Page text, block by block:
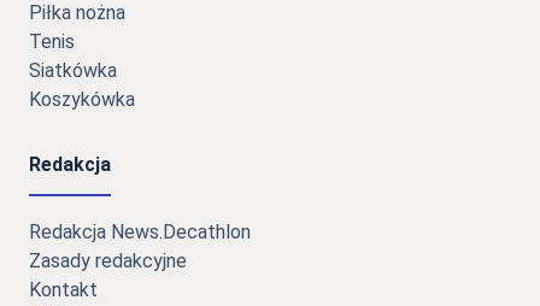
Piłka nożna
Tenis
Siatkówka
Koszykówka
Redakcja
Redakcja News.Decathlon
Zasady redakcyjne
Kontakt